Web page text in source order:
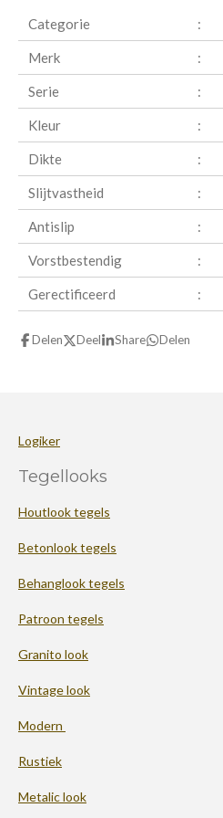
Categorie :
Merk :
Serie :
Kleur :
Dikte :
Slijtvastheid :
Antislip :
Vorstbestendig :
Gerectificeerd :
Delen Deel Share Delen
Logiker
Tegellooks
Houtlook tegels
Betonlook tegels
Behanglook tegels
Patroon tegels
Granito look
Vintage look
Modern
Rustiek
Metalic look